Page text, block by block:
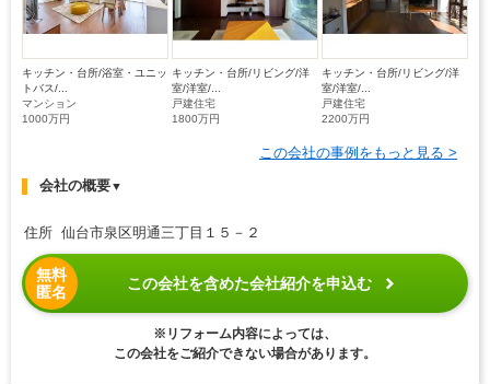
キッチン・台所/浴室・ユニッ
トバス/...
マンション
1000万円
キッチン・台所/リビング/洋
室/洋室/...
戸建住宅
1800万円
キッチン・台所/リビング/洋
室/洋室/...
戸建住宅
2200万円
この会社の事例をもっと見る >
会社の概要▼
住所 仙台市泉区明通三丁目１５－２
無料
匿名
この会社を含めた会社紹介を申込む
※リフォーム内容によっては、
この会社をご紹介できない場合があります。